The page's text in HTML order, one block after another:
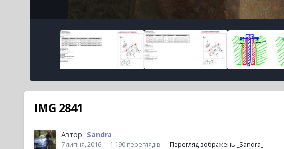
IMG 2841
Автор _Sandra_
7 липня, 2016 1 190 переглядів Перегляд зображень _Sandra_